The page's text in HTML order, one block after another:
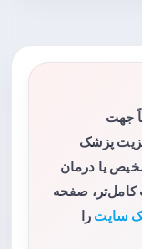
جهت
پزشک
یا درمان
کامل‌تر، صفحه
سایت را